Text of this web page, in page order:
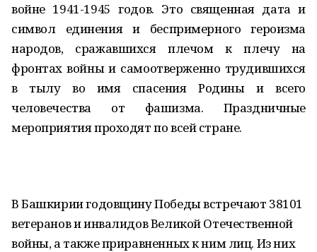
войне 1941-1945 годов. Это священная дата и
символ единения и беспримерного героизма
народов, сражавшихся плечом к плечу на
фронтах войны и самоотверженно трудившихся
в тылу во имя спасения Родины и всего
человечества от фашизма. Праздничные
мероприятия проходят по всей стране.
В Башкирии годовщину Победы встречают 38101
ветеранов и инвалидов Великой Отечественной
войны, а также приравненных к ним лиц. Из них